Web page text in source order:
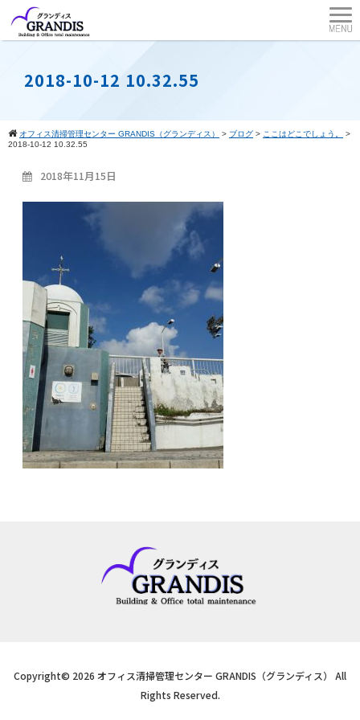
2018-10-12 10.32.55
オフィス清掃管理センター GRANDIS（グランディス） > ブログ > ここはどこでしょう。
>
2018-10-12 10.32.55
2018年11月15日
Copyright© 2026 オフィス清掃管理センター GRANDIS（グランディス） All
Rights Reserved.